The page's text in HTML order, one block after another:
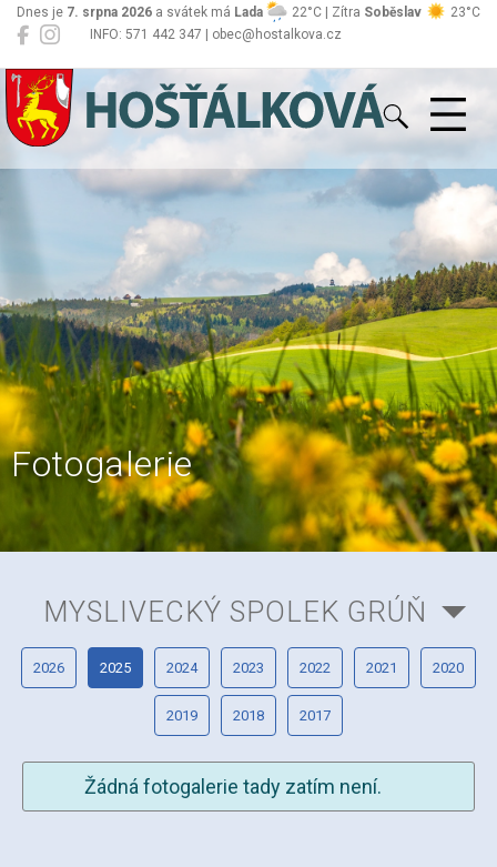
INFO: 571 442 347 | obec@hostalkova.cz
Dnes je 7. srpna 2026 a svátek má Lada 22°C | Zítra Soběslav 23°C
Hošťálková
Fotogalerie
MYSLIVECKÝ SPOLEK GRÚŇ
2026 2025 2024 2023 2022 2021 2020
2019 2018 2017
Žádná fotogalerie tady zatím není.